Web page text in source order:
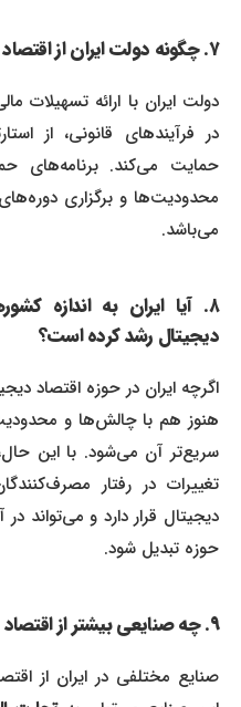
دولت ایران با ارائه تسهیلات
در فرآیندهای قانونی، از
حمایت می‌کند. برنامه‌های
محدودیت‌ها و برگزاری دوره‌های
می‌باشد.
۸. آیا ایران به اندازه
دیجیتال رشد کرده است؟
اگرچه ایران در حوزه اقتصاد
هنوز هم با چالش‌ها و
سریع‌تر آن می‌شود. با این حال،
تغییرات در رفتار
دیجیتال قرار دارد و می‌تواند در
حوزه تبدیل شود.
صنایع مختلفی در ایران از